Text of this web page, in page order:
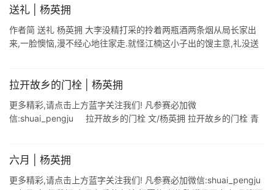
送礼 | 杨英拥
作者简 送礼 杨英拥 大李没精打采的拎着两瓶酒两条烟从局长家出
来,一脸懊恼,漫不经心地往家走.就怪江楠这小子出的馊主意,礼没送
拉开故乡的门栓 | 杨英拥
更多精彩,请点击上方蓝字关注我们! 凡参赛必加微
信:shuai_pengju 拉开故乡的门栓 文/杨英拥 拉开故乡的门栓 青
六月 | 杨英拥
更多精彩,请点击上方蓝字关注我们! 凡参赛必加微信:shuai_pengju